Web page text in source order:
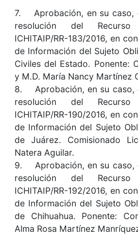
7. Aprobación, en su caso,
resolución del
ICHITAIP/RR-183/2016, en
de Información del Sujeto
Civiles del Estado. Ponente:
y M.D. María Nancy Martínez
8. Aprobación, en su caso,
resolución del
ICHITAIP/RR-190/2016, en
de Información del Sujeto
de Juárez. Comisionado
Natera Aguilar.
9. Aprobación, en su caso,
resolución del
ICHITAIP/RR-192/2016, en
de Información del Sujeto
de Chihuahua. Ponente:
Alma Rosa Martínez